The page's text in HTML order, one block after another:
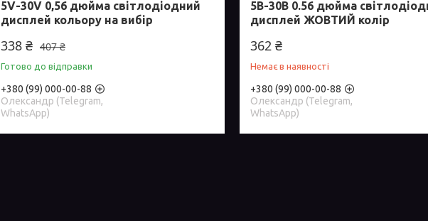
5V-30V 0,56 дюйма світлодіодний
дисплей кольору на вибір
407 ₴
338 ₴
Готово до відправки
+380 (99) 000-00-88
Олександр (Telegram,
WhatsApp)
5В-30В 0.56 дюйма
дисплей ЖОВТИЙ колір
362 ₴
Немає в наявності
+380 (99) 000-00-88
Олександр (Telegram,
WhatsApp)